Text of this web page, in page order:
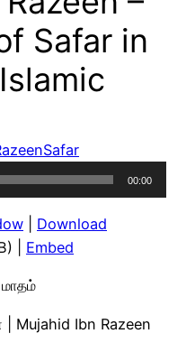
Safar in
Safar
00:00
Download
| Embed
Mujahid Ibn Razeen